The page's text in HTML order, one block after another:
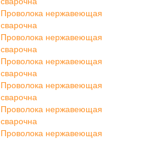
Проволока нержавеющая
сварочна
Проволока нержавеющая
сварочна
Проволока нержавеющая
сварочна
Проволока нержавеющая
сварочна
Проволока нержавеющая
сварочна
Проволока нержавеющая